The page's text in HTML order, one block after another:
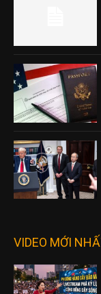
VIDEO MỚI